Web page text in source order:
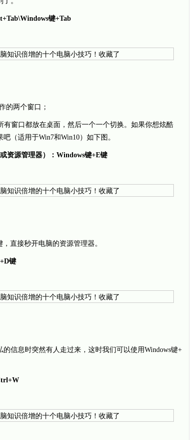
键+Tab
的两个窗口；
有窗口都放在桌面，然后一个一个切换。如果你想炫酷
（适用于Win7和Win10）如下图。
资源管理器）：Windows键+E键
直接秒开电脑的资源管理器。
键
信息时突然有人走过来，这时我们可以使用Windows键+